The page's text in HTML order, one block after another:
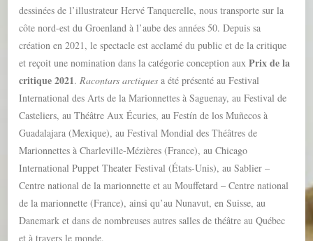
dessinées de l’illustrateur Hervé Tanquerelle, nous transporte sur la
côte nord-est du Groenland à l’aube des années 50. Depuis sa
création en 2021, le spectacle est acclamé du public et de la critique
et reçoit une nomination dans la catégorie conception auxPrix de la
critique 2021.Racontars arctiques a été présenté au Festival
International des Arts de la Marionnettes à Saguenay, au Festival de
Casteliers, au Théâtre Aux Écuries, au Festín de los Muñecos à
Guadalajara (Mexique), au Festival Mondial des Théâtres de
Marionnettes à Charleville-Mézières (France), au Chicago
International Puppet Theater Festival (États-Unis), au Sablier –
Centre national de la marionnette et au Mouffetard – Centre national
de la marionnette (France), ainsi qu’au Nunavut, en Suisse, au
Danemark et dans de nombreuses autres salles de théâtre au Québec
et à travers le monde.